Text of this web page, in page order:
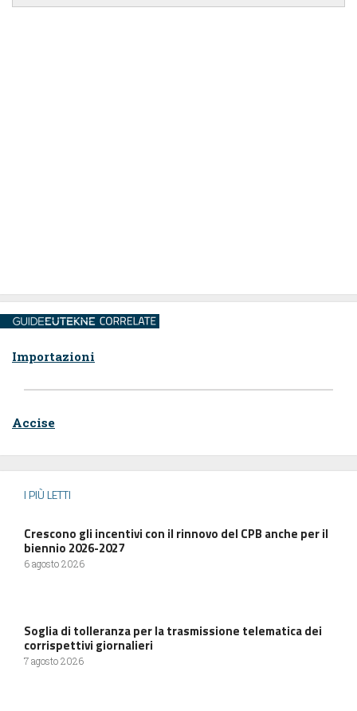
Importazioni
Accise
I PIÙ LETTI
Crescono gli incentivi con il rinnovo del CPB anche per il
biennio 2026-2027
6 agosto 2026
Soglia di tolleranza per la trasmissione telematica dei
corrispettivi giornalieri
7 agosto 2026